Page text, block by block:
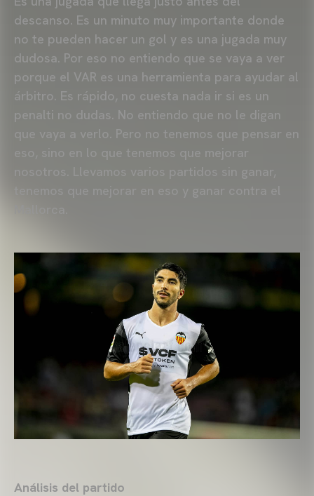
descanso. Es un minuto muy importante donde
no te pueden hacer un gol y es una jugada muy
dudosa. Por eso no entiendo que se vaya a ver
porque el VAR es una herramienta para ayudar al
árbitro. Es rápido, no cuesta nada ir si es un
penalti no dudas. No entiendo que no le digan
que vaya a verlo. Pero no tenemos que pensar en
eso, sino en lo que tenemos que mejorar
nosotros. Llevamos varios partidos sin ganar,
Análisis del partido